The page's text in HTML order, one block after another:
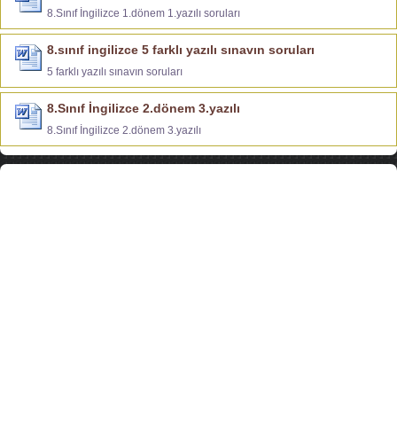
8.Sınıf İngilizce 1.dönem 1.yazılı soruları
8.sınıf ingilizce 5 farklı yazılı sınavın soruları
5 farklı yazılı sınavın soruları
8.Sınıf İngilizce 2.dönem 3.yazılı
8.Sınıf İngilizce 2.dönem 3.yazılı